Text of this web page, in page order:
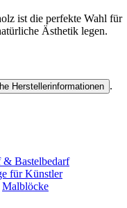
ist die perfekte Wahl für
Ästhetik legen.
Herstellerinformationen .
& Bastelbedarf
für Künstler
Malblöcke